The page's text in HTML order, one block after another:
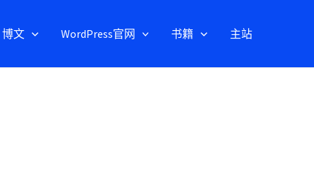
博文 WordPress官网 书籍 主站